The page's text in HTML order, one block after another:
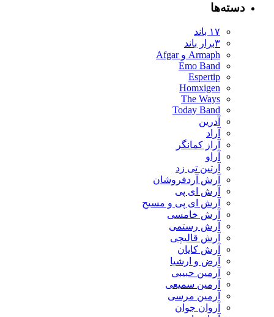
دسته‌ها
۱۷ باند
۳برار باند
Armaph و Afgar
Emo Band
Espertip
Homxigen
The Ways
Today Band
آدرین
آراد
آراز کمانگر
آراو
آرتین تی زد
آرش آردفروشان
آرش ای پی
آرش ای پی و مسیح
آرش خامسی
آرش رستمی
آرش قالیچی
آرش کایان
​آرض و ارشیا
آرمین حبیبی
آرمین سمیعی
آرمین مرسی
آروان جوان